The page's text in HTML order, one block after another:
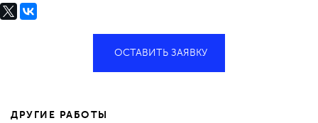
ОСТАВИТЬ ЗАЯВКУ
ДРУГИЕ РАБОТЫ